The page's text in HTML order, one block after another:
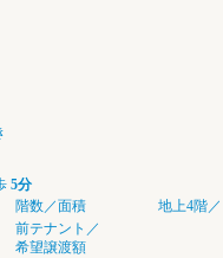
5分
階数／面積
地上4階
前テナント／
希望譲渡額